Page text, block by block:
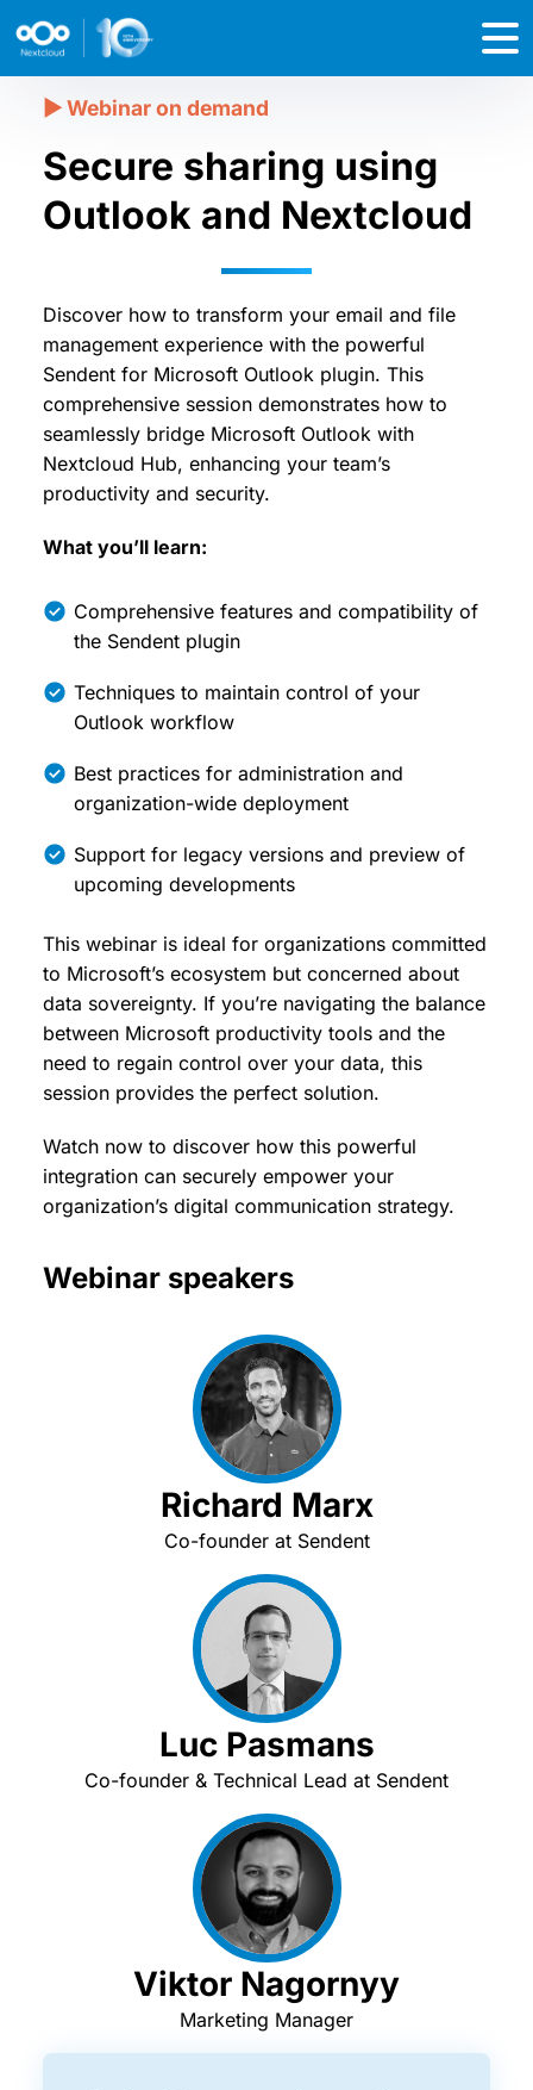
Secure sharing using
Outlook and Nextcloud
Discover how to transform your email and file
management experience with the powerful
Sendent for Microsoft Outlook plugin. This
comprehensive session demonstrates how to
seamlessly bridge Microsoft Outlook with
Nextcloud Hub, enhancing your team’s
productivity and security.
What you’ll learn:
Comprehensive features and compatibility of
the Sendent plugin
Techniques to maintain control of your
Outlook workflow
Best practices for administration and
organization-wide deployment
Support for legacy versions and preview of
upcoming developments
This webinar is ideal for organizations committed
to Microsoft’s ecosystem but concerned about
data sovereignty. If you’re navigating the balance
between Microsoft productivity tools and the
need to regain control over your data, this
session provides the perfect solution.
Watch now to discover how this powerful
integration can securely empower your
organization’s digital communication strategy.
Webinar speakers
Richard Marx
Co-founder at Sendent
Luc Pasmans
Co-founder & Technical Lead at Sendent
Viktor Nagornyy
Marketing Manager